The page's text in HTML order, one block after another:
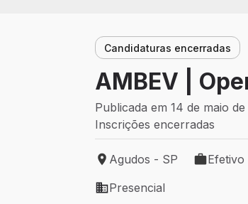
Candidaturas encerradas
AMBEV |
Publicada em 14 de maio
Inscrições encerradas
Local de trabalho: Agudos -
Agudos - SP
Tipo de
Efetivo
Modelo de trabalho:
Presencial